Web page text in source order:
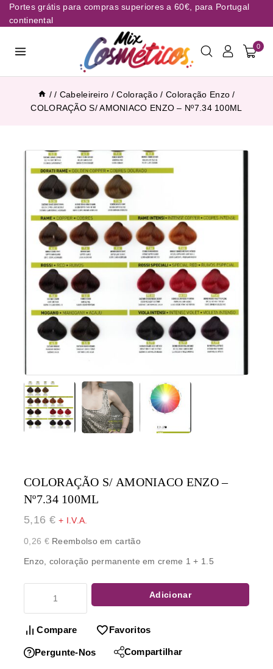
Portes grátis para compras superiores a 60€, para Portugal
continental
0
/ / Cabeleireiro / Coloração / Coloração Enzo /
COLORAÇÃO S/ AMONIACO ENZO – Nº7.34 100ML
COLORAÇÃO S/ AMONIACO ENZO –
Nº7.34 100ML
5,16 € + I.V.A.
0,26 €Reembolso em cartão
Enzo, coloração permanente em creme 1 + 1.5
Adicionar
Compare Favoritos
Pergunte-Nos Compartilhar